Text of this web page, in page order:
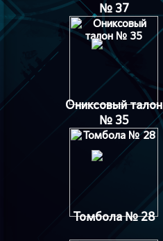
№ 37
Ониксовый талон
№ 35
Томбола № 28